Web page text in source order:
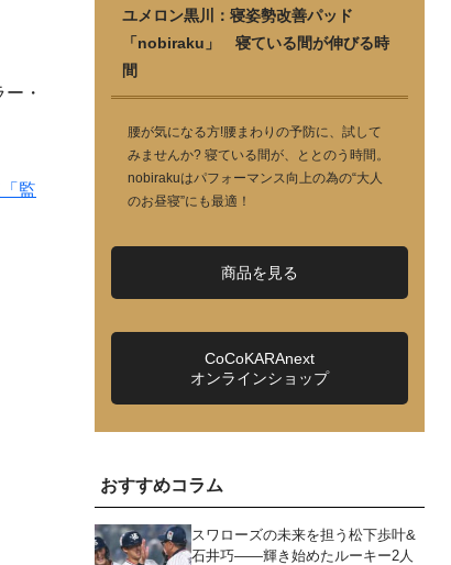
・
監
ユメロン黒川：寝姿勢改善パッド
「nobiraku」 寝ている間が伸びる時
間
腰が気になる方!腰まわりの予防に、試して
みませんか? 寝ている間が、ととのう時間。
nobirakuはパフォーマンス向上の為の“大人
のお昼寝”にも最適！
商品を見る
CoCoKARAnext
オンラインショップ
おすすめコラム
スワローズの未来を担う松下歩叶&
石井巧――輝き始めたルーキー2人